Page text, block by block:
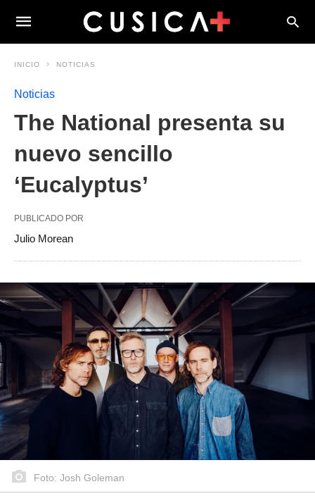
INICIO NOTICIAS
Noticias
The National presenta su
nuevo sencillo
‘Eucalyptus’
PUBLICADO POR
Julio Morean
Foto: Josh Goleman